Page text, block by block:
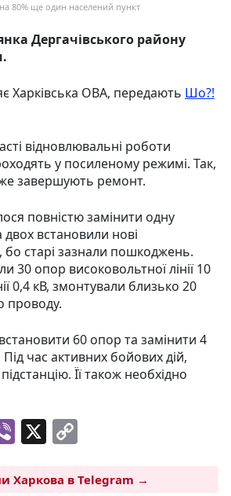
80% ще один населений пункт
Дергачівського району
Харківська ОВА, передають Шо?!
відновлювальні роботи
у посиленому режимі. Так,
завершують ремонт.
повністю замінити одну
встановили нові
старі зазнали пошкоджень.
30 опор високовольтної лінії 10
0,4 кВ, змонтували близько 20
проводу.
60 опор та замінити 4
Під час активних бойових дій,
Її також необхідно
Vi
er
X
p
Харкова в Telegram →